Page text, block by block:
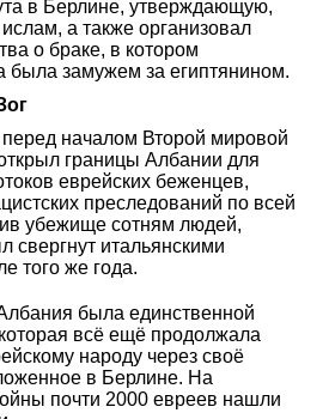
в Берлине, утверждающую,
а также организовал
о браке, в котором
была замужем за египтянином.
началом Второй мировой
границы Албании для
еврейских беженцев,
преследований по всей
убежище сотням людей,
свергнут итальянскими
того же года.
была единственной
всё ещё продолжала
народу через своё
в Берлине. На
почти 2000 евреев нашли